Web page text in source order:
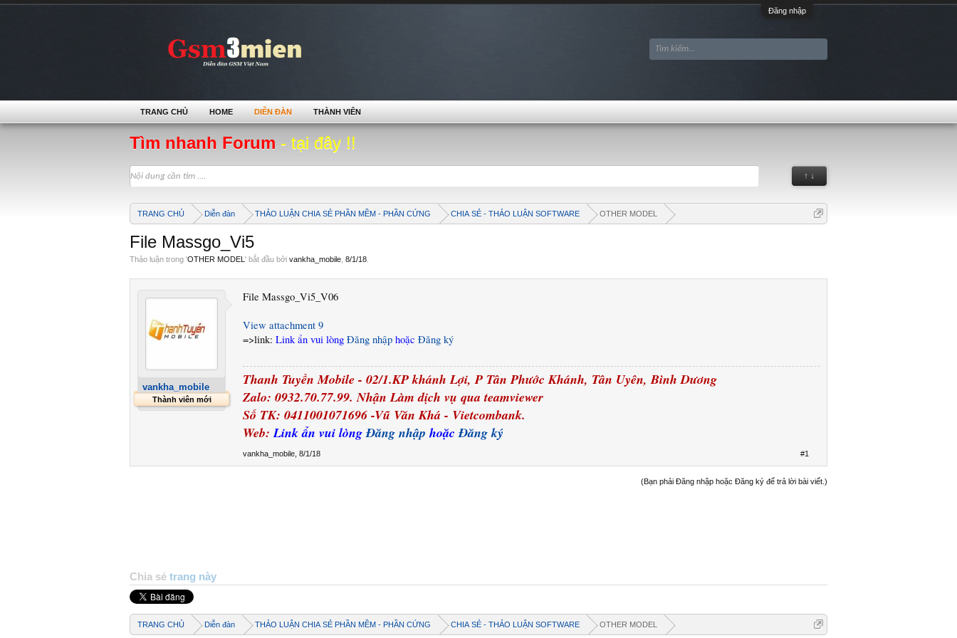
Đăng nhập
Tìm nhanh Forum - tại đây !!
↑ ↓
TRANG CHỦ Diễn đàn THẢO LUẬN CHIA SẺ PHẦN MỀM - PHẦN CỨNG CHIA SẺ - THẢO LUẬN SOFTWARE OTHER MODEL
File Massgo_Vi5
Thảo luận trong 'OTHER MODEL ' bắt đầu bởi vankha_mobile 8/1/18
vankha_mobile
Thành viên mới
File Massgo_Vi5_V06
View attachment 9
=>link: Link ẩn vui lòng Đăng nhập hoặc Đăng ký
Thanh Tuyền Mobile - 02/1.KP khánh Lợi, P Tân Phước Khánh, Tân Uyên, Bình Dương
Zalo: 0932.70.77.99. Nhận Làm dịch vụ quateamviewer
Số TK: 0411001071696 -Vũ Văn Khá - Vietcombank.
Web:Link ẩn vui lòngĐăng nhập hoặcĐăng ký
vankha_mobile 8/1/18 #1
(Bạn phải Đăng nhập hoặc Đăng ký để trả lời bài viết.)
Chia sẻ trang này
TRANG CHỦ Diễn đàn THẢO LUẬN CHIA SẺ PHẦN MỀM - PHẦN CỨNG CHIA SẺ - THẢO LUẬN SOFTWARE OTHER MODEL
TRANG CHỦ HOME DIỄN ĐÀN THÀNH VIÊN